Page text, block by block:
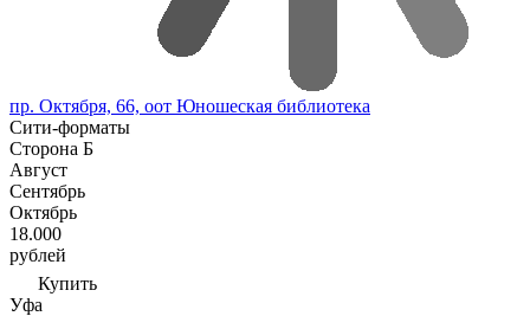
пр. Октября, 66, оот Юношеская библиотека
Сити-форматы
Сторона Б
Август
Сентябрь
Октябрь
18.000
рублей
Купить
Уфа